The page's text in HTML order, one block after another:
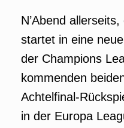
N’Abend
startet in eine
der Champions
kommenden
Achtelfinal-
in der Europa